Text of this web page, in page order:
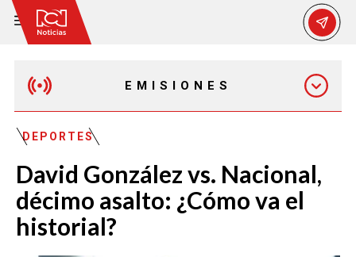
EMISIONES
EMISIÓN 7:00 PM
DEPORTES
David González vs. Nacional,
décimo asalto: ¿Cómo va el
historial?